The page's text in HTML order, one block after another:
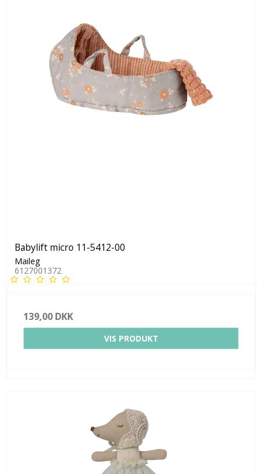
Babylift micro 11-5412-00
Maileg
6127001372
139,00 DKK
VIS PRODUKT